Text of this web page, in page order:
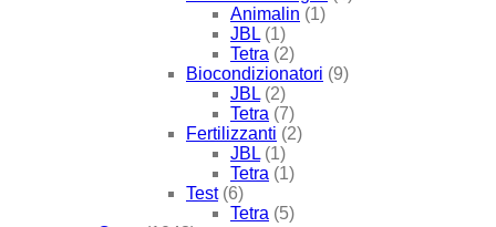
Animalin (1)
JBL (1)
Tetra (2)
Biocondizionatori (9)
JBL (2)
Tetra (7)
Fertilizzanti (2)
JBL (1)
Tetra (1)
Test (6)
Tetra (5)